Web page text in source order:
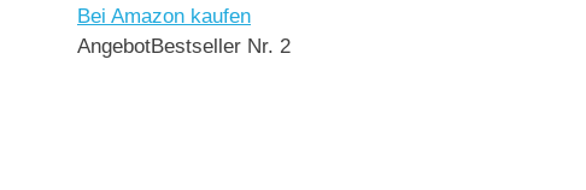
Bei Amazon kaufen
AngebotBestseller Nr. 2